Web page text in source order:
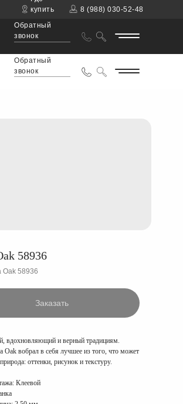
купить
8 (988) 030-52-48
Обратный
звонок
Обратный
звонок
58936
Oak 58936
Заказать
вдохновляющий и верный традициям.
Oak вобрал в себя лучшее из того, что может
оттенки, рисунок и текстуру.
Клеевой